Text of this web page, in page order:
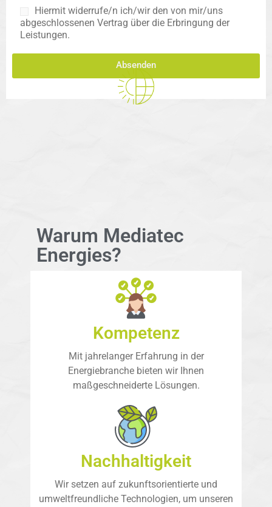
Hiermit widerrufe/n ich/wir den von mir/uns
abgeschlossenen Vertrag über die Erbringung der
Leistungen.
Absenden
Warum Mediatec
Energies?
Kompetenz
Mit jahrelanger Erfahrung in der
Energiebranche bieten wir Ihnen
maßgeschneiderte Lösungen.
Nachhaltigkeit
Wir setzen auf zukunftsorientierte und
umweltfreundliche Technologien, um unseren